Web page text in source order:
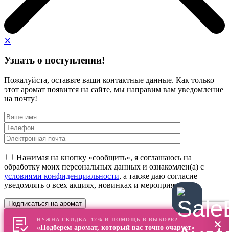
✕
Узнать о поступлении!
Пожалуйста, оставьте ваши контактные данные. Как только
этот аромат появится на сайте, мы направим вам уведомление
на почту!
Нажимая на кнопку «сообщить», я соглашаюсь на
обработку моих персональных данных и ознакомлен(а) с
условиями конфиденциальности, а также даю согласие
уведомлять о всех акциях, новинках и мероприятиях
НУЖНА СКИДКА -12% И ПОМОЩЬ В ВЫБОРЕ?
«Подберем аромат, который вас точно очарует»